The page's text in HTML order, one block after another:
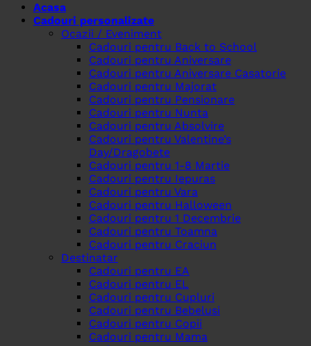
Acasa
Cadouri personalizate
Ocazii / Eveniment
Cadouri pentru Back to School
Cadouri pentru Aniversare
Cadouri pentru Aniversare Casatorie
Cadouri pentru Majorat
Cadouri pentru Pensionare
Cadouri pentru Nunta
Cadouri pentru Absolvire
Cadouri pentru Valentine’s
Day/Dragobete
Cadouri pentru 1-8 Martie
Cadouri pentru Iepuras
Cadouri pentru Vara
Cadouri pentru Halloween
Cadouri pentru 1 Decembrie
Cadouri pentru Toamna
Cadouri pentru Craciun
Destinatar
Cadouri pentru EA
Cadouri pentru EL
Cadouri pentru Cupluri
Cadouri pentru Bebelusi
Cadouri pentru Copii
Cadouri pentru Mama